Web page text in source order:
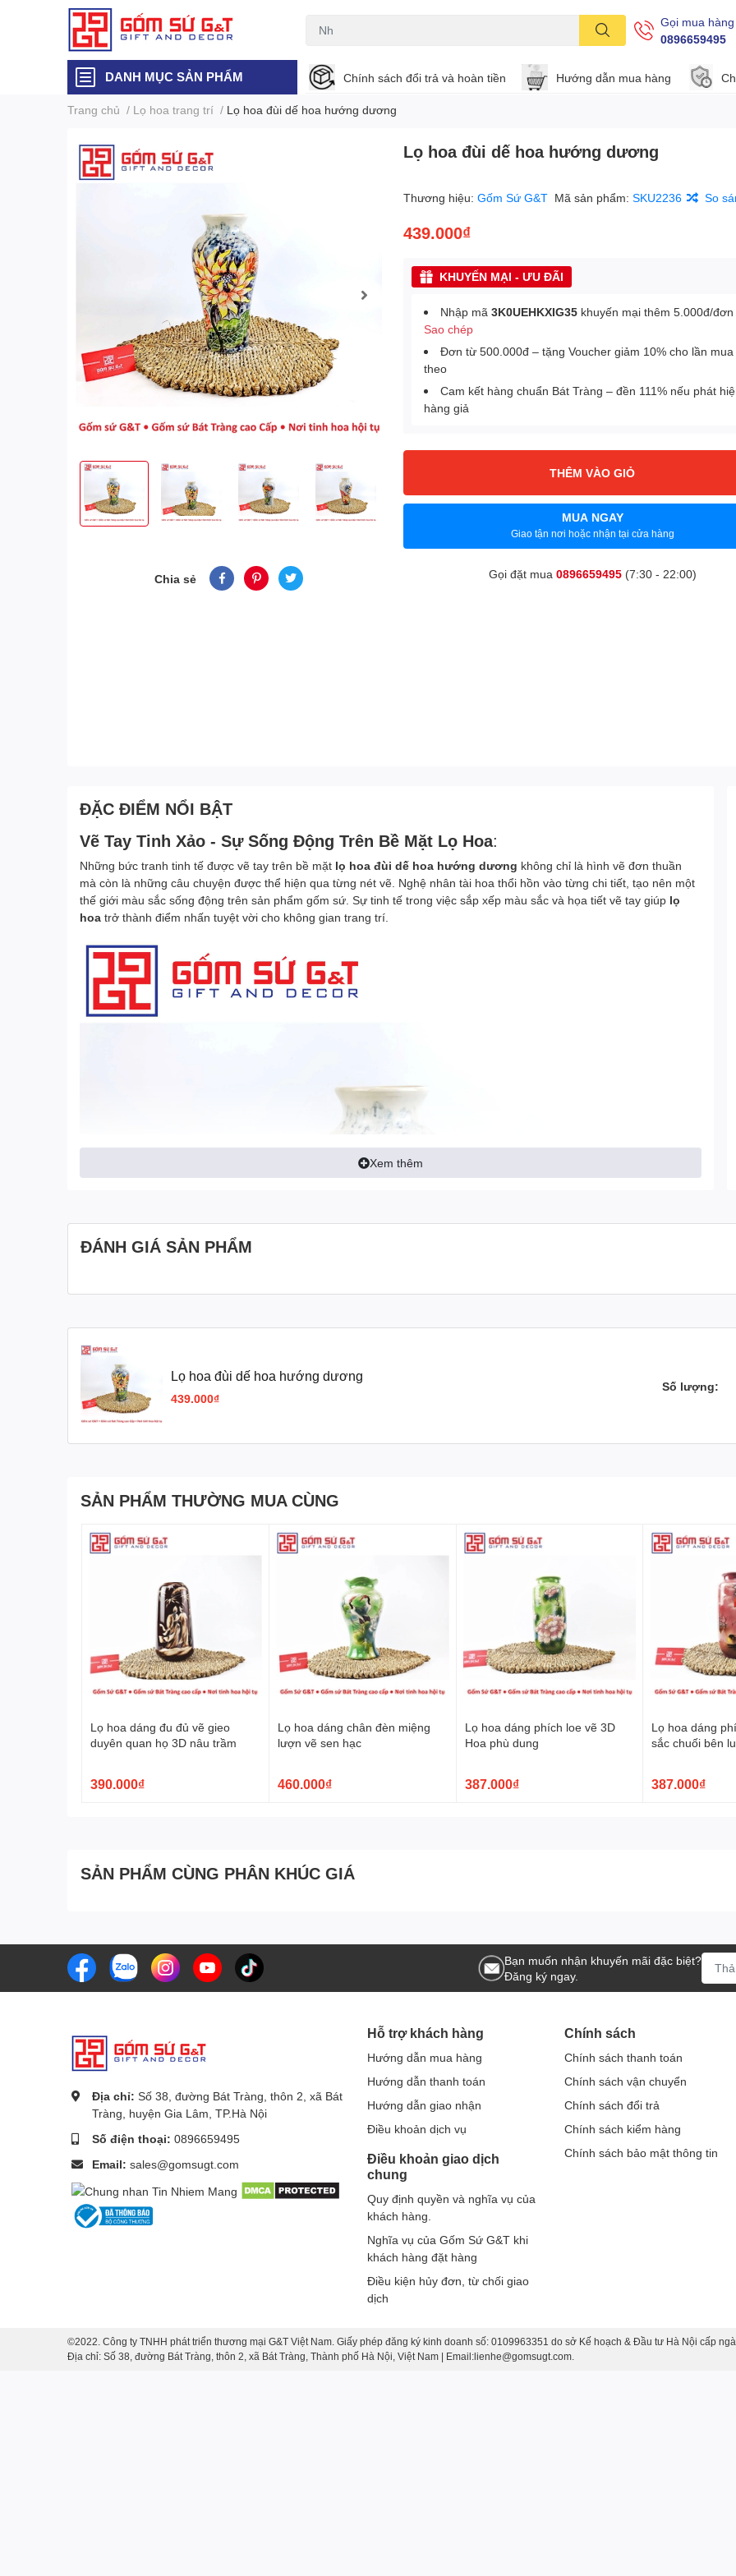
Gọi mua hàng
0896659495
DANH MỤC SẢN PHẨM Chính sách đổi trả và hoàn tiền Hướng dẫn mua hàng
Trang chủ / Lọ hoa trang trí / Lọ hoa đùi dế hoa hướng dương
Chia sẻ
Lọ hoa đùi dế hoa hướng dương
Thương hiệu:Gốm Sứ G&T Mã sản phẩm:SKU2236 So
439.000₫
KHUYẾN MẠI - ƯU ĐÃI
Nhập mã3K0UEHKXIG35 khuyến mại thêm 5.000đ/đơn
Sao chép
Đơn từ 500.000đ – tặng Voucher giảm 10% cho lần mua
theo
Cam kết hàng chuẩn Bát Tràng – đền 111% nếu phát
hàng giả
THÊM VÀO GIỎ
MUA NGAY
Giao tận nơi hoặc nhận tại cửa hàng
Gọi đặt mua 0896659495(7:30 - 22:00)
ĐẶC ĐIỂM NỔI BẬT
Vẽ Tay Tinh Xảo - Sự Sống Động Trên Bề Mặt Lọ Hoa:
Những bức tranh tinh tế được vẽ tay trên bề mặt lọ hoa đùi dế hoa hướng dương không chỉ là hình vẽ đơn thuần
mà còn là những câu chuyện được thể hiện qua từng nét vẽ. Nghệ nhân tài hoa thổi hồn vào từng chi tiết, tạo nên một
thế giới màu sắc sống động trên sản phẩm gốm sứ. Sự tinh tế trong việc sắp xếp màu sắc và họa tiết vẽ tay giúp lọ
hoa trở thành điểm nhấn tuyệt vời cho không gian trang trí.
Chạm Khắc Độc Đáo - Nét Quyến Rũ Và Sự Tinh Xảo
Sự tinh tế, khéo léo trên ọ hoa đùi dế hoa hướng dương
tạo ra một nét quyến rũ độc đáo. Những họa tiết được thể
hiện thông qua từng đường nét vẽ tinh tế. Bàn tay của người thợ Bát Tràng biến những khúc khắc thành những điểm
nhấn nổi bật, tạo nên sự tinh tế và nghệ thuật trên mỗi sản phẩm.
Xem thêm
ĐÁNH GIÁ SẢN PHẨM
Lọ hoa đùi dế hoa hướng dương
439.000₫
Số lượng:
SẢN PHẨM THƯỜNG MUA CÙNG
Lọ hoa dáng đu đủ vẽ gieo
duyên quan họ 3D nâu trầm
390.000₫
Lọ hoa dáng chân đèn miệng
lượn vẽ sen hạc
460.000₫
Lọ hoa dáng phích loe vẽ 3D
Hoa phù dung
387.000₫
Lọ hoa dáng
sắc chuối bên lu
387.000₫
SẢN PHẨM CÙNG PHÂN KHÚC GIÁ
Bạn muốn nhận khuyến mãi đặc biệt?
Đăng ký ngay.
Địa chỉ: Số 38, đường Bát Tràng, thôn 2, xã Bát
Tràng, huyện Gia Lâm, TP.Hà Nội
Số điện thoại: 0896659495
Email: sales@gomsugt.com
Hỗ trợ khách hàng
Hướng dẫn mua hàng
Hướng dẫn thanh toán
Hướng dẫn giao nhận
Điều khoản dịch vụ
Điều khoản giao dịch
chung
Quy định quyền và nghĩa vụ của
khách hàng.
Nghĩa vụ của Gốm Sứ G&T khi
khách hàng đặt hàng
Điều kiện hủy đơn, từ chối giao
dịch
Chính sách
Chính sách thanh toán
Chính sách vận chuyển
Chính sách đổi trả
Chính sách kiểm hàng
Chính sách bảo mật thông tin
©2022. Công ty TNHH phát triển thương mại G&T Việt Nam. Giấy phép đăng ký kinh doanh số: 0109963351 do sở Kế hoạch & Đầu tư Hà Nội cấp
Địa chỉ: Số 38, đường Bát Tràng, thôn 2, xã Bát Tràng, Thành phố Hà Nội, Việt Nam | Email:lienhe@gomsugt.com.